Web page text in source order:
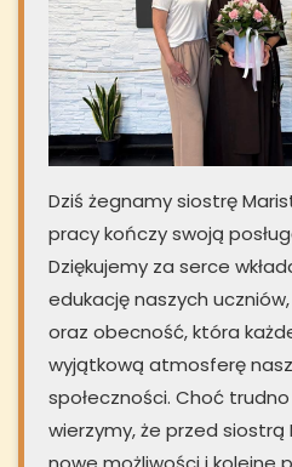
Dziś żegnamy siostrę
pracy kończy swoją
Dziękujemy za serce
edukację naszych
oraz obecność, która
wyjątkową atmosferę
społeczności. Choć
wierzymy, że przed